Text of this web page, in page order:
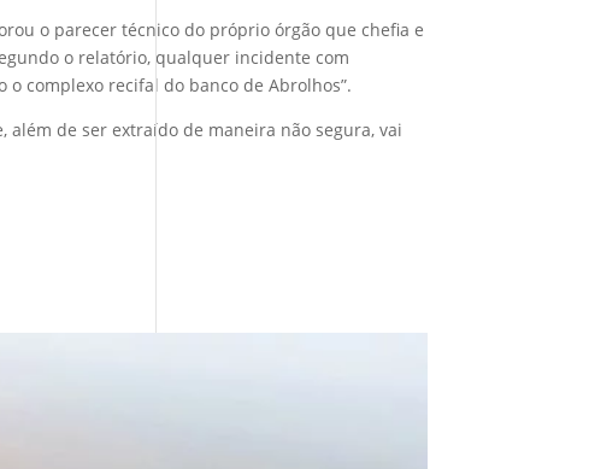
o parecer técnico do próprio órgão que chefia e
o relatório, qualquer incidente com
complexo recifal do banco de Abrolhos”.
de ser extraído de maneira não segura, vai